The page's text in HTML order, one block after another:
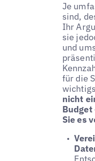
Je
sind,
Ihr
sie
und
für die
nicht
Budget
Sie es